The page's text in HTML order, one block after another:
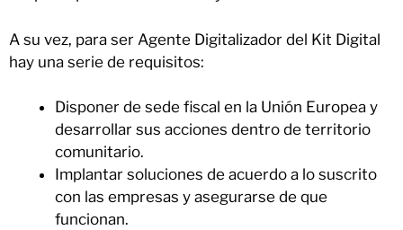
A su vez, para ser Agente Digitalizador del Kit Digital
hay una serie de requisitos:
Disponer de sede fiscal en la Unión Europea y
desarrollar sus acciones dentro de territorio
comunitario.
Implantar soluciones de acuerdo a lo suscrito
con las empresas y asegurarse de que
funcionan.